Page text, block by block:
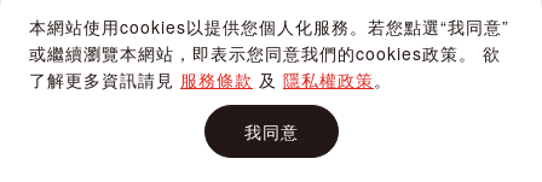
本網站使用cookies以提供您個人化服務。若您點選“我同意”
或繼續瀏覽本網站，即表示您同意我們的cookies政策。 欲
了解更多資訊請見 服務條款 及 隱私權政策。
我同意
加入購物車
Copyright © 2024 Hotai Connected Co.,Ltd | Powered by Hotai
Motor Corporation